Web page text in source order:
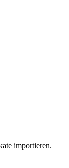
importieren.